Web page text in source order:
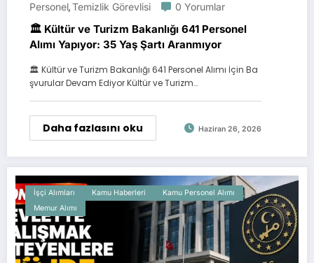
Personel,Temizlik Görevlisi 0 Yorumlar
🏛️ Kültür ve Turizm Bakanlığı 641 Personel
Alımı Yapıyor: 35 Yaş Şartı Aranmıyor
🏛️ Kültür ve Turizm Bakanlığı 641 Personel Alımı İçin Ba
şvurular Devam Ediyor Kültür ve Turizm…
Daha fazlasını oku Haziran 26, 2026
İşçi Alımları Kamu Haberleri
Kamu Personel Alımı
Memur Alımı